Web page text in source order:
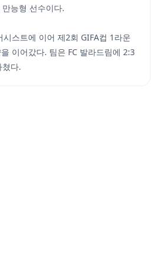
능형 선수이다.
스트에 이어 제2회 GIFA컵 1라운
이어갔다. 팀은 FC 발라드림에 2:3
다.